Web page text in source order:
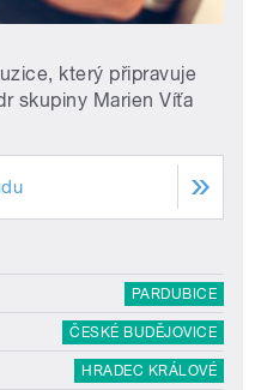
který připravuje
skupiny Marien Víťa
PARDUBICE
ČESKÉ BUDĚJOVICE
HRADEC KRÁLOVÉ